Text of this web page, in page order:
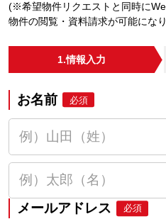
(※希望物件リクエストと同時に
物件の閲覧・資料請求が可能にな
1.情報入力
お名前 必須
メールアドレス 必須